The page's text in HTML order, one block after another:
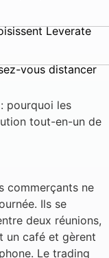
Leverate
vous distancer
pourquoi les
tout-en-un de
commerçants ne
Ils se
deux réunions,
un café et gèrent
Le trading